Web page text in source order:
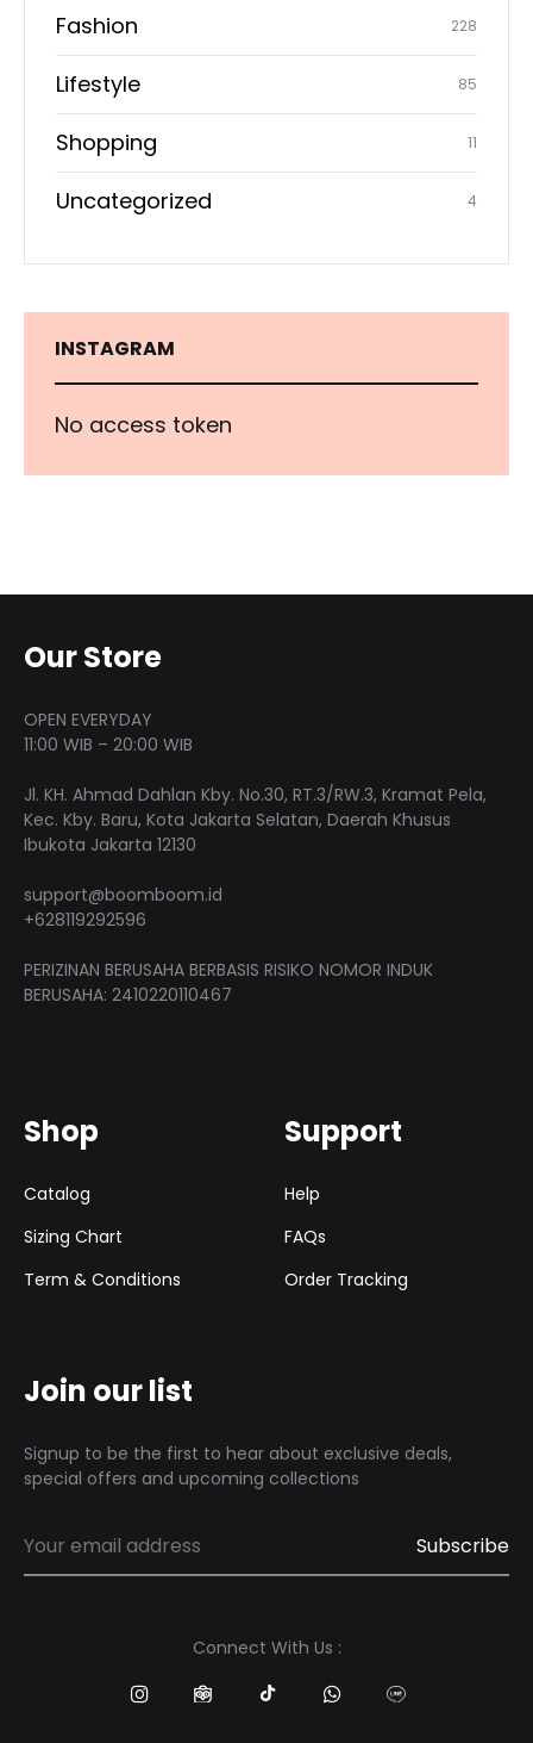
Fashion 228
Lifestyle 85
Shopping 11
Uncategorized 4
INSTAGRAM
No access token
Our Store
OPEN EVERYDAY
11:00 WIB – 20:00 WIB
Jl. KH. Ahmad Dahlan Kby. No.30, RT.3/RW.3, Kramat Pela,
Kec. Kby. Baru, Kota Jakarta Selatan, Daerah Khusus
Ibukota Jakarta 12130
support@boomboom.id
+628119292596
PERIZINAN BERUSAHA BERBASIS RISIKO NOMOR INDUK
BERUSAHA: 2410220110467
Shop
Catalog
Sizing Chart
Term & Conditions
Support
Help
FAQs
Order Tracking
Join our list
Signup to be the first to hear about exclusive deals,
special offers and upcoming collections
Connect With Us :